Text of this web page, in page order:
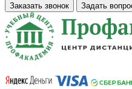
Заказать звонок Задать